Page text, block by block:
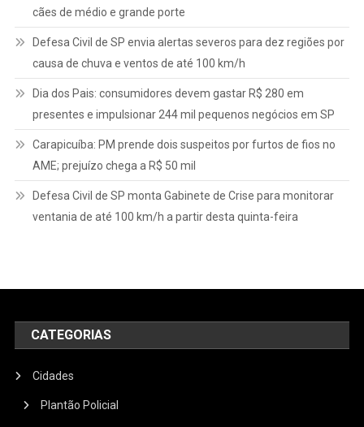
cães de médio e grande porte
Defesa Civil de SP envia alertas severos para dez regiões por
causa de chuva e ventos de até 100 km/h
Dia dos Pais: consumidores devem gastar R$ 280 em
presentes e impulsionar 244 mil pequenos negócios em SP
Carapicuíba: PM prende dois suspeitos por furtos de fios no
AME; prejuízo chega a R$ 50 mil
Defesa Civil de SP monta Gabinete de Crise para monitorar
ventania de até 100 km/h a partir desta quinta-feira
CATEGORIAS
Cidades
Plantão Policial